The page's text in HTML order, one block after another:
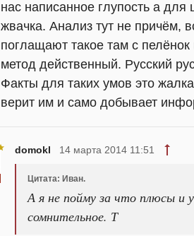
нас написанное глупость а
жвачка. Анализ тут не причём,
поглащают такое там с
метод действенный. Русский
Факты для таких умов это
верит им и само добывает
domokl 14 марта 2014 11:51
Цитата: Иван.
А я не пойму за что плюсы и
сомнительное. Т